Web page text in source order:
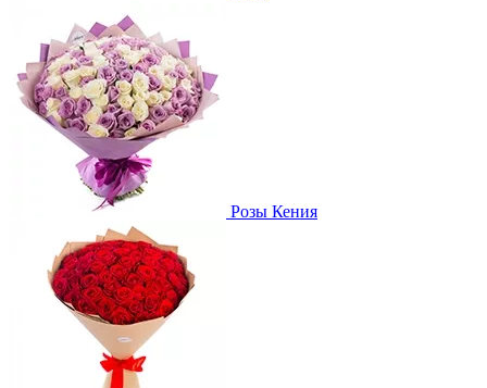
Розы Кения